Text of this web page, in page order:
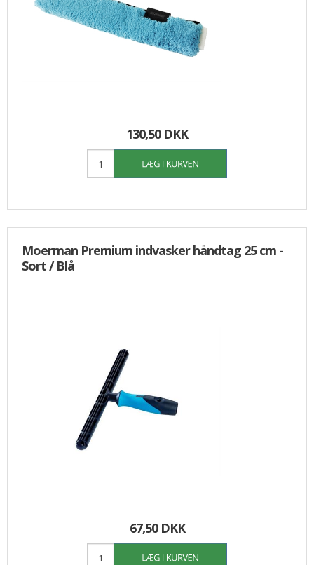
130,50 DKK
Moerman Premium indvasker håndtag 25 cm -
Sort / Blå
67,50 DKK